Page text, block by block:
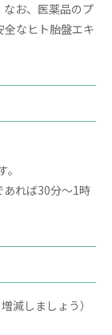
お、医薬品のプ
なヒト胎盤エキ
あれば30分～1時
減しましょう）